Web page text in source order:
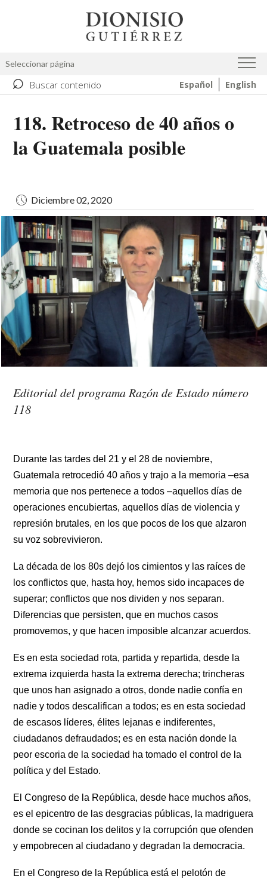
Seleccionar página
⌕ Buscar contenido Español English
118. Retroceso de 40 años o
la Guatemala posible
Diciembre 02, 2020
Editorial del programa Razón de Estado número
118
Durante las tardes del 21 y el 28 de noviembre,
Guatemala retrocedió 40 años y trajo a la memoria –esa
memoria que nos pertenece a todos –aquellos días de
operaciones encubiertas, aquellos días de violencia y
represión brutales, en los que pocos de los que alzaron
su voz sobrevivieron.
La década de los 80s dejó los cimientos y las raíces de
los conflictos que, hasta hoy, hemos sido incapaces de
superar; conflictos que nos dividen y nos separan.
Diferencias que persisten, que en muchos casos
promovemos, y que hacen imposible alcanzar acuerdos.
Es en esta sociedad rota, partida y repartida, desde la
extrema izquierda hasta la extrema derecha; trincheras
que unos han asignado a otros, donde nadie confía en
nadie y todos descalifican a todos; es en esta sociedad
de escasos líderes, élites lejanas e indiferentes,
ciudadanos defraudados; es en esta nación donde la
peor escoria de la sociedad ha tomado el control de la
política y del Estado.
El Congreso de la República, desde hace muchos años,
es el epicentro de las desgracias públicas, la madriguera
donde se cocinan los delitos y la corrupción que ofenden
y empobrecen al ciudadano y degradan la democracia.
En el Congreso de la República está el pelotón de